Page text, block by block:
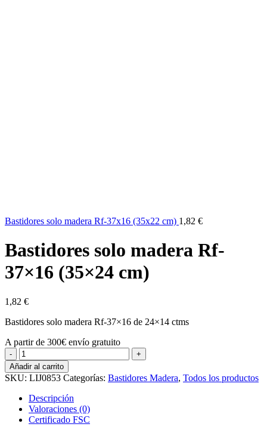
Bastidores solo madera Rf-37x16 (35x22 cm) 1,82 €
Bastidores solo madera Rf-
37×16 (35×24 cm)
1,82 €
Bastidores solo madera Rf-37×16 de 24×14 ctms
A partir de 300€ envío gratuito
Bastidores
solo
madera
Rf-
37x16
(35x24
cm)
cantidad
Añadir al carrito
SKU: LIJ0853 Categorías: Bastidores Madera, Todos los productos
Descripción
Valoraciones (0)
Certificado FSC